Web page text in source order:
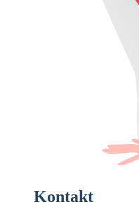
Kontakt